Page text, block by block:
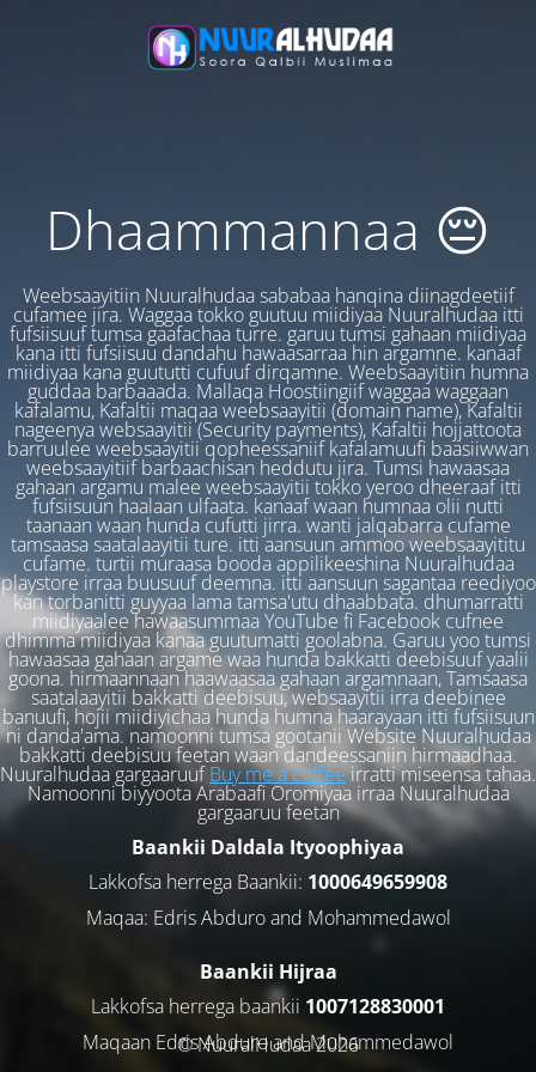
Dhaammannaa 😔
Weebsaayitiin Nuuralhudaa sababaa hanqina diinagdeetiif
cufamee jira. Waggaa tokko guutuu miidiyaa Nuuralhudaa itti
fufsiisuuf tumsa gaafachaa turre. garuu tumsi gahaan miidiyaa
kana itti fufsiisuu dandahu hawaasarraa hin argamne. kanaaf
miidiyaa kana guututti cufuuf dirqamne. Weebsaayitiin humna
guddaa barbaaada. Mallaqa Hoostiingiif waggaa waggaan
kafalamu, Kafaltii maqaa weebsaayitii (domain name), Kafaltii
nageenya websaayitii (Security payments), Kafaltii hojjattoota
barruulee weebsaayitii qopheessaniif kafalamuufi baasiiwwan
weebsaayitiif barbaachisan heddutu jira. Tumsi hawaasaa
gahaan argamu malee weebsaayitii tokko yeroo dheeraaf itti
fufsiisuun haalaan ulfaata. kanaaf waan humnaa olii nutti
taanaan waan hunda cufutti jirra. wanti jalqabarra cufame
tamsaasa saatalaayitii ture. itti aansuun ammoo weebsaayititu
cufame. turtii muraasa booda appilikeeshina Nuuralhudaa
playstore irraa buusuuf deemna. itti aansuun sagantaa reediyoo
kan torbanitti guyyaa lama tamsa'utu dhaabbata. dhumarratti
miidiyaalee hawaasummaa YouTube fi Facebook cufnee
dhimma miidiyaa kanaa guutumatti goolabna. Garuu yoo tumsi
hawaasaa gahaan argame waa hunda bakkatti deebisuuf yaalii
goona. hirmaannaan haawaasaa gahaan argamnaan, Tamsaasa
saatalaayitii bakkatti deebisuu, websaayitii irra deebinee
banuufi, hojii miidiyichaa hunda humna haarayaan itti fufsiisuun
ni danda'ama. namoonni tumsa gootanii Website Nuuralhudaa
bakkatti deebisuu feetan waan dandeessaniin hirmaadhaa.
Nuuralhudaa gargaaruufBuy me a coffeeirratti miseensa tahaa.
Namoonni biyyoota Arabaafi Oromiyaa irraa Nuuralhudaa
gargaaruu feetan
Baankii Daldala Ityoophiyaa
Lakkofsa herrega Baankii: 1000649659908
Maqaa: Edris Abduro and Mohammedawol
Baankii Hijraa
Lakkofsa herrega baankii 1007128830001
Maqaan Edris Abduro and Muhammedawol
© NuuralHudaa 2026